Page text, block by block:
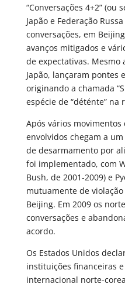
“Conversações 4+2” (ou
Japão e Federação
conversações, em
avanços mitigados e
de expectativas. Mesmo
Japão, lançaram pontes
originando a chamada
espécie de “déténte” na
Após vários movimentos
envolvidos chegam a
de desarmamento por
foi implementado, com
Bush, de 2001-2009) e
mutuamente de
Beijing. Em 2009 os
conversações e
acordo.
Os Estados Unidos
instituições financeiras
internacional norte-